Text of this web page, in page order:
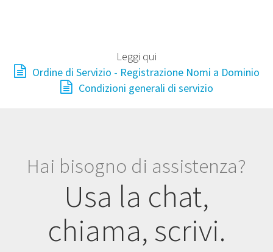
Leggi qui
Ordine di Servizio - Registrazione Nomi a Dominio
Condizioni generali di servizio
Hai bisogno di assistenza?
Usa la chat,
chiama, scrivi.